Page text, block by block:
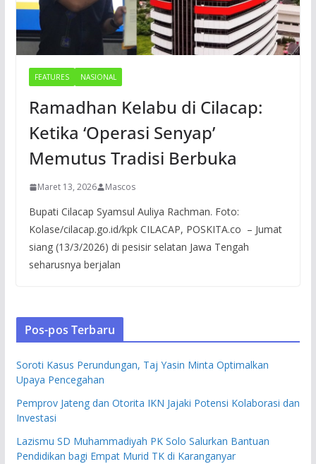
FEATURES NASIONAL
Ramadhan Kelabu di Cilacap:
Ketika ‘Operasi Senyap’
Memutus Tradisi Berbuka
Maret 13, 2026 Mascos
Bupati Cilacap Syamsul Auliya Rachman. Foto:
Kolase/cilacap.go.id/kpk CILACAP, POSKITA.co – Jumat
siang (13/3/2026) di pesisir selatan Jawa Tengah
seharusnya berjalan
Pos-pos Terbaru
Soroti Kasus Perundungan, Taj Yasin Minta Optimalkan
Upaya Pencegahan
Pemprov Jateng dan Otorita IKN Jajaki Potensi Kolaborasi dan
Investasi
Lazismu SD Muhammadiyah PK Solo Salurkan Bantuan
Pendidikan bagi Empat Murid TK di Karanganyar